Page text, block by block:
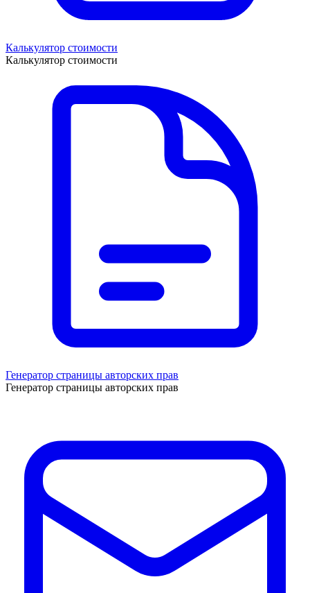
Калькулятор стоимости
Калькулятор стоимости
Генератор страницы авторских прав
Генератор страницы авторских прав